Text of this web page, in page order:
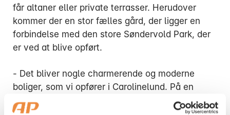
får altaner eller private terrasser. Herudover
kommer der en stor fælles gård, der ligger en
forbindelse med den store Søndervold Park, der
er ved at blive opført.
- Det bliver nogle charmerende og moderne
boliger, som vi opfører i Carolinelund. På en
fælles tagterrasse opfører vi et orangeri, hvor